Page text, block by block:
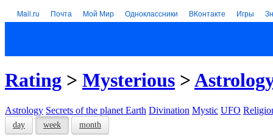
Mail.ru Почта Мой Мир Одноклассники ВКонтакте Игры
Rating > Mysterious >
Astrology Secrets of the planet Earth Divination Mystic UFO
day week month